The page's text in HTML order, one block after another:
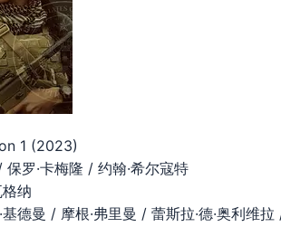
1 (2023)
罗·卡梅隆 / 约翰·希尔寇特
纳
德曼 / 摩根·弗里曼 / 蕾斯拉·德·奥利维